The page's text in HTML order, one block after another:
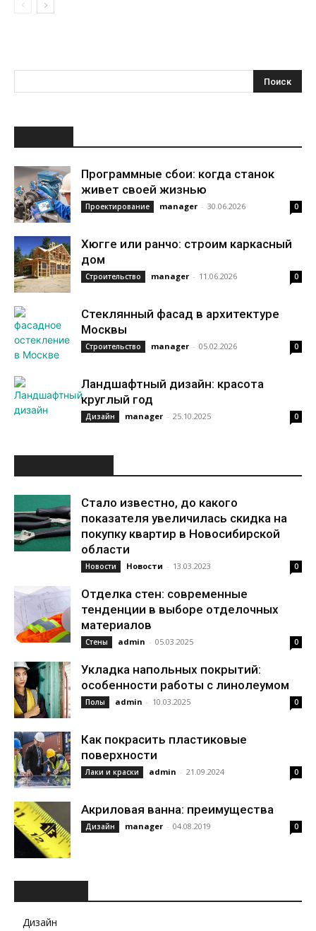
Программные сбои: когда станок
живет своей жизнью
Проектирование manager - 30.06.2026 0
Хюгге или ранчо: строим каркасный
дом
Строительство manager - 11.06.2026 0
Стеклянный фасад в архитектуре
Москвы
Строительство manager - 05.02.2026 0
Ландшафтный дизайн: красота
круглый год
Дизайн manager - 25.10.2025 0
Стало известно, до какого
показателя увеличилась скидка на
покупку квартир в Новосибирской
области
Новости Новости - 13.03.2023 0
Отделка стен: современные
тенденции в выборе отделочных
материалов
Стены admin - 05.03.2025 0
Укладка напольных покрытий:
особенности работы с линолеумом
Полы admin - 10.03.2025 0
Как покрасить пластиковые
поверхности
Лаки и краски admin - 21.09.2024 0
Акриловая ванна: преимущества
Дизайн manager - 04.08.2019 0
Дизайн